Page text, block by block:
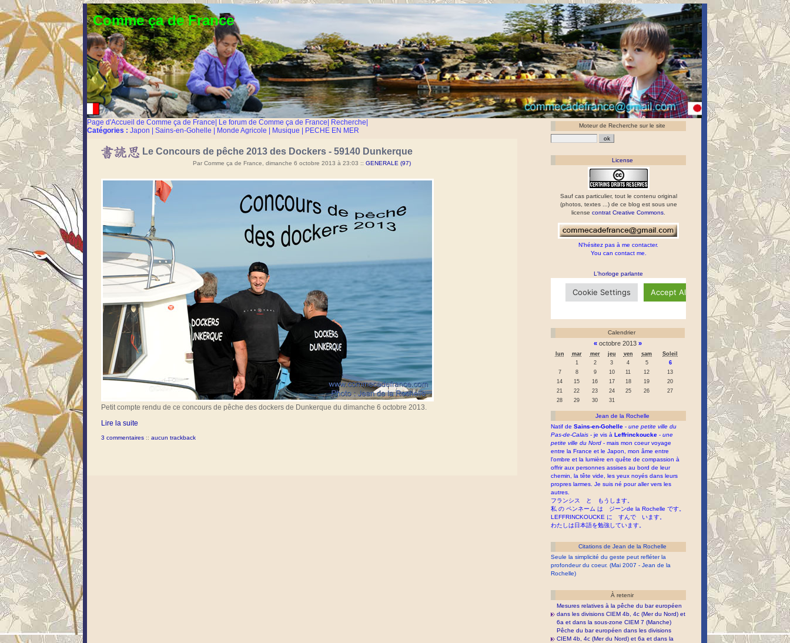
Comme ça de France
Page d'Accueil de Comme ça de France| Le forum de Comme ça de France| Recherche|
Catégories : Japon | Sains-en-Gohelle | Monde Agricole | Musique | PECHE EN MER
Le Concours de pêche 2013 des Dockers - 59140 Dunkerque
Par Comme ça de France, dimanche 6 octobre 2013 à 23:03 :: GENERALE (97)
Petit compte rendu de ce concours de pêche des dockers de Dunkerque du dimanche 6 octobre 2013.
Lire la suite
3 commentaires :: aucun trackback
Moteur de Recherche sur le site
License
Sauf cas particulier, tout le contenu original
(photos, textes ...) de ce blog est sous une
licensecontrat Creative Commons
N'hésitez pas à me contacter.
You can contact me.
L'horloge parlante
Calendrier
« octobre 2013»
lun mar mer jeu ven sam
Soleil
1
2 3 4 5
6
7
8 9 10 11 12
13
14
15 16 17 18 19
20
21
22 23 24 25 26
27
28
29 30 31
Jean de la Rochelle
Natif deSains-en-Gohelle -une petite ville du
Pas-de-Calais - je vis àLeffrinckoucke -une
petite ville du Nord - mais mon coeur voyage
entre la France et le Japon, mon âme entre
l'ombre et la lumière en quête de compassion à
offrir aux personnes assises au bord de leur
chemin, la tête vide, les yeux noyés dans leurs
propres larmes. Je suis né pour aller vers les
autres.
フランシス と もうします。
私 の ペンネーム は ジーンde la Rochelle です。
LEFFRINCKOUCKE に すんで います。
わたしは日本語を勉強しています。
Citations de Jean de la Rochelle
Seule la simplicité du geste peut refléter la
profondeur du coeur. (Mai 2007 - Jean de la
Rochelle)
À retenir
Mesures relatives à la pêche du bar européen
dans les divisions CIEM 4b, 4c (Mer du Nord) et
6a et dans la sous-zone CIEM 7 (Manche)
Pêche du bar européen dans les divisions
CIEM 4b, 4c (Mer du Nord) et 6a et dans la